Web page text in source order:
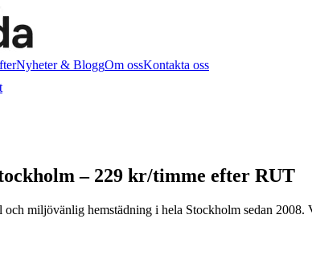
Nyheter & BloggOm ossKontakta oss
– 229 kr/timme efter RUT
och miljövänlig hemstädning i hela Stockholm sedan